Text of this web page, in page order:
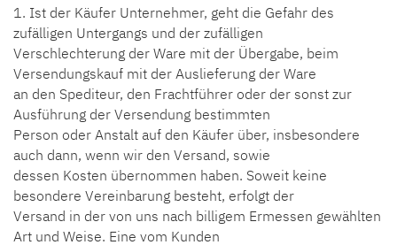
1. Ist der Käufer Unternehmer, geht die Gefahr des
zufälligen Untergangs und der zufälligen
Verschlechterung der Ware mit der Übergabe, beim
Versendungskauf mit der Auslieferung der Ware
an den Spediteur, den Frachtführer oder der sonst zur
Ausführung der Versendung bestimmten
Person oder Anstalt auf den Käufer über, insbesondere
auch dann, wenn wir den Versand, sowie
dessen Kosten übernommen haben. Soweit keine
besondere Vereinbarung besteht, erfolgt der
Versand in der von uns nach billigem Ermessen gewählten
Art und Weise. Eine vom Kunden